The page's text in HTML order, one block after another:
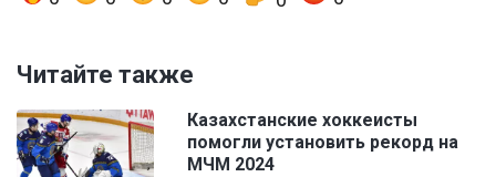
Читайте также
Казахстанские хоккеисты
помогли установить рекорд на
МЧМ 2024